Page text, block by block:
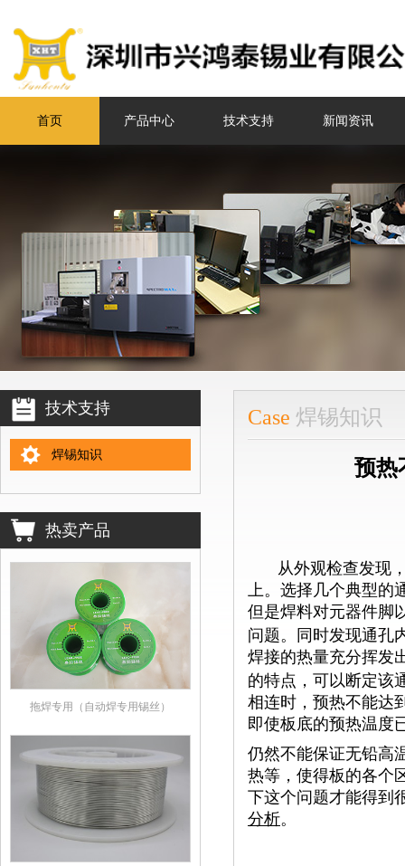
首页 产品中心 技术支持 新闻资讯
技术支持
焊锡知识
热卖产品
拖焊专用（自动焊专用锡丝）
Case 焊锡知识
预热
从外观检查发现
上。选择几个典型的
但是焊料对元器件脚
问题。同时发现通孔
焊接的热量充分挥发
的特点，可以断定该
相连时，预热不能达
即使板底的预热温度
仍然不能保证无铅高
热等，使得板的各个
下这个问题才能得到
分析。